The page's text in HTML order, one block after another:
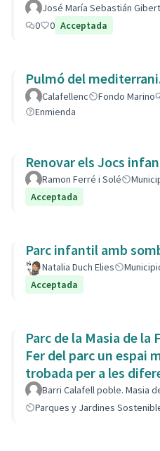
José María Sebastián Gibert
0
0 Acceptada
Pulmó del
Calafellenc Fondo Marino
Enmienda
Renovar els Jocs
Ramon Ferré i Solé
Acceptada
Parc infantil amb
Natalia Duch Elies
Acceptada
Parc de la Masia de
Fer del parc un espai
trobada per a les
barri.Barri Calafell poble. Masia
Parques y Jardines